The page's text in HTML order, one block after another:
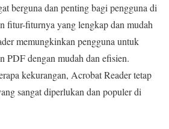
berguna dan penting bagi pengguna di
fitur-fiturnya yang lengkap dan mudah
memungkinkan pengguna untuk
PDF dengan mudah dan efisien.
kekurangan, Acrobat Reader tetap
sangat diperlukan dan populer di